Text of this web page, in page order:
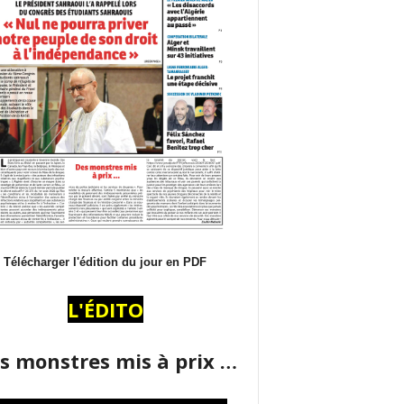
Télécharger l'édition du jour en PDF
L'ÉDITO
monstres mis à prix …